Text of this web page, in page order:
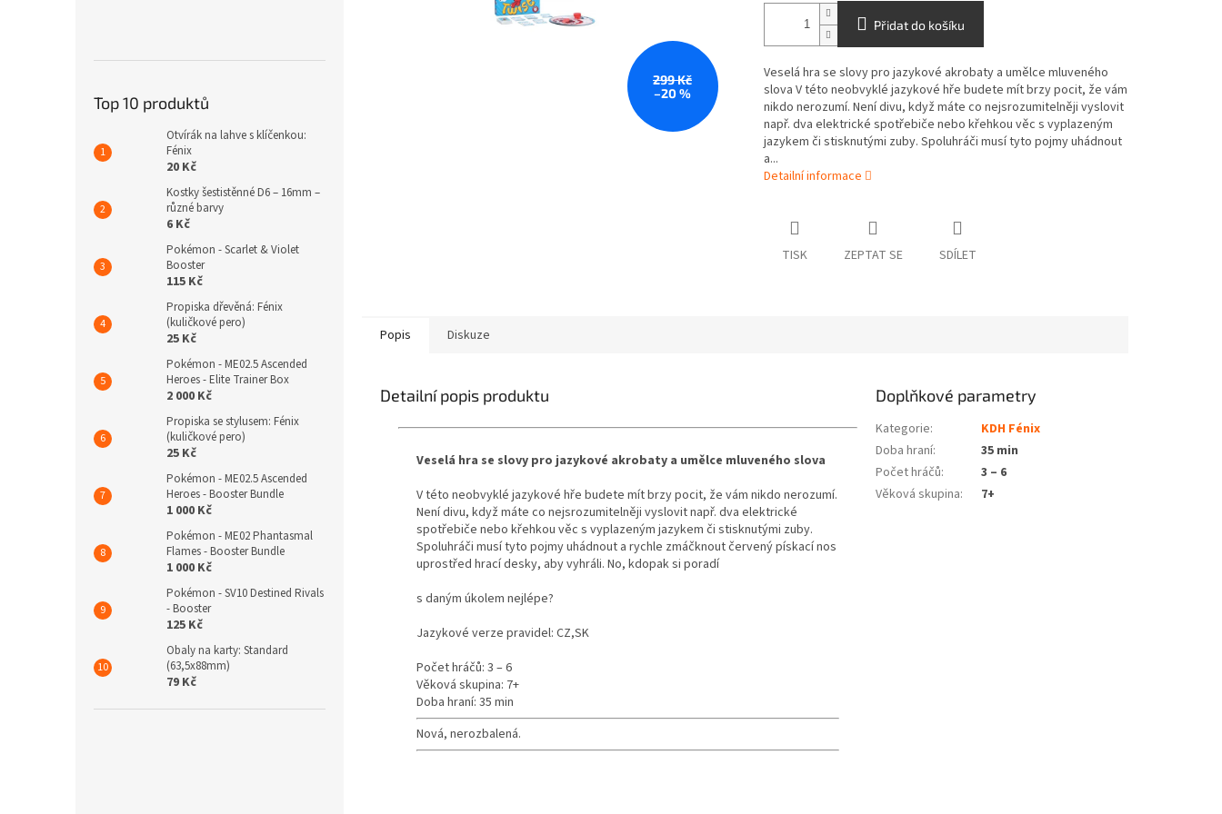
Top 10 produktů
Otvírák na lahve s klíčenkou:
Fénix
20 Kč
Kostky šestistěnné D6 – 16mm –
různé barvy
6 Kč
Pokémon - Scarlet & Violet
Booster
115 Kč
Propiska dřevěná: Fénix
(kuličkové pero)
25 Kč
Pokémon - ME02.5 Ascended
Heroes - Elite Trainer Box
2 000 Kč
Propiska se stylusem: Fénix
(kuličkové pero)
25 Kč
Pokémon - ME02.5 Ascended
Heroes - Booster Bundle
1 000 Kč
Pokémon - ME02 Phantasmal
Flames - Booster Bundle
1 000 Kč
Pokémon - SV10 Destined Rivals
- Booster
125 Kč
Obaly na karty: Standard
(63,5x88mm)
79 Kč
299 Kč
–20 %
Přidat do košíku
Veselá hra se slovy pro jazykové akrobaty a umělce mluveného
slova V této neobvyklé jazykové hře budete mít brzy pocit, že vám
nikdo nerozumí. Není divu, když máte co nejsrozumitelněji vyslovit
např. dva elektrické spotřebiče nebo křehkou věc s vyplazeným
jazykem či stisknutými zuby. Spoluhráči musí tyto pojmy uhádnout
a...
Detailní informace
TISK ZEPTAT SE SDÍLET
Popis Diskuze
Detailní popis produktu
Veselá hra se slovy pro jazykové akrobaty a umělce mluveného slova
V této neobvyklé jazykové hře budete mít brzy pocit, že vám nikdo nerozumí.
Není divu, když máte co nejsrozumitelněji vyslovit např. dva elektrické
spotřebiče nebo křehkou věc s vyplazeným jazykem či stisknutými zuby.
Spoluhráči musí tyto pojmy uhádnout a rychle zmáčknout červený pískací nos
uprostřed hrací desky, aby vyhráli. No, kdopak si poradí
s daným úkolem nejlépe?
Jazykové verze pravidel: CZ,SK
Počet hráčů: 3 – 6
Věková skupina: 7+
Doba hraní: 35 min
Nová, nerozbalená.
Doplňkové parametry
Kategorie:
KDH Fénix
Doba hraní:
35 min
Počet hráčů:
3 – 6
Věková skupina: 7+